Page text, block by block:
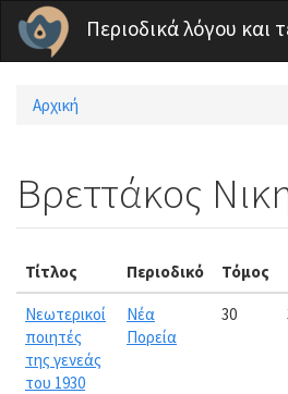
Παράκαμψη προς το κυρίως περιεχόμενο
Περιοδικά λόγου και
Είστε εδώ
Αρχική
Βρεττάκος
Τίτλος Περιοδικό Τόμος
Νεωτερικοί
ποιητές
της γενεάς
του 1930
Νέα
Πορεία
30